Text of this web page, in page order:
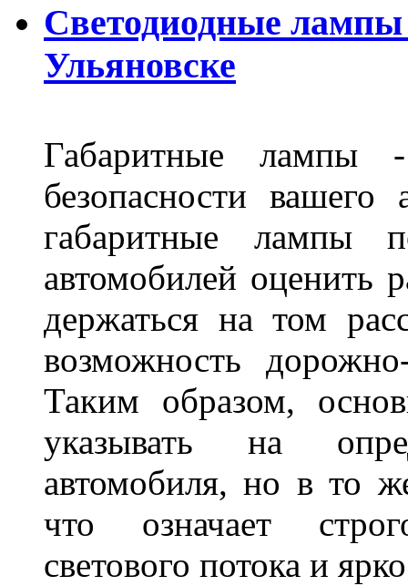
Светодиодные
Ульяновске
Габаритные лампы
безопасности
габаритные лампы
автомобилей оценить
держаться на том
возможность
Таким образом,
указывать на
автомобиля, но в то
что означает
светового потока и